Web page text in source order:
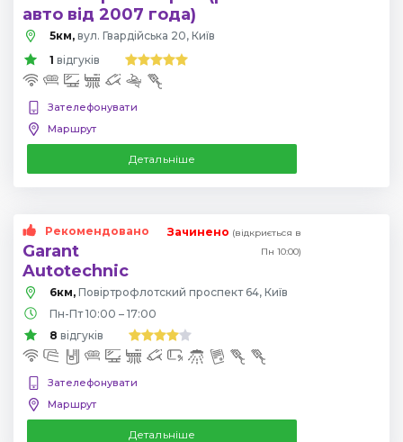
авто від 2007 года)
5км, вул. Гвардійська 20, Київ
1 відгуків
Зателефонувати
Маршрут
Детальніше
Рекомендовано
Garant
Autotechnic
Зачинено (відкриється в
Пн 10:00)
6км,
Повіртрофлотский проспект 64, Київ
Пн-Пт 10:00 – 17:00
8 відгуків
Зателефонувати
Маршрут
Детальніше